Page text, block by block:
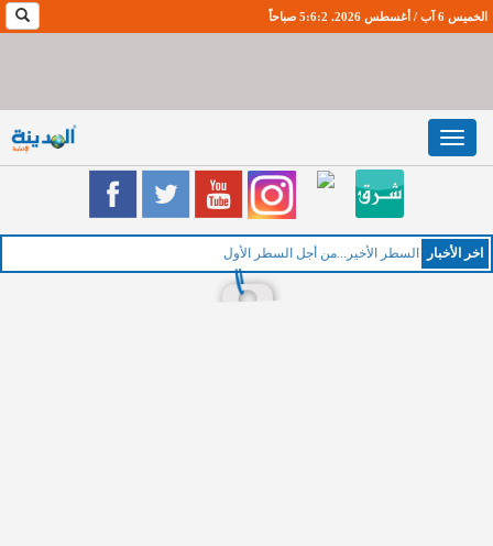
الخميس 6 آب / أغسطس 2026. 5:6:3 صباحاً
Toggle
navigation
اخر اﻷخبار ال